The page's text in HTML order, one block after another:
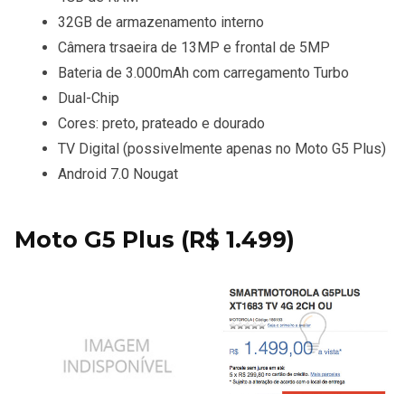
32GB de armazenamento interno
Câmera trsaeira de 13MP e frontal de 5MP
Bateria de 3.000mAh com carregamento Turbo
Dual-Chip
Cores: preto, prateado e dourado
TV Digital (possivelmente apenas no Moto G5 Plus)
Android 7.0 Nougat
Moto G5 Plus (R$ 1.499)